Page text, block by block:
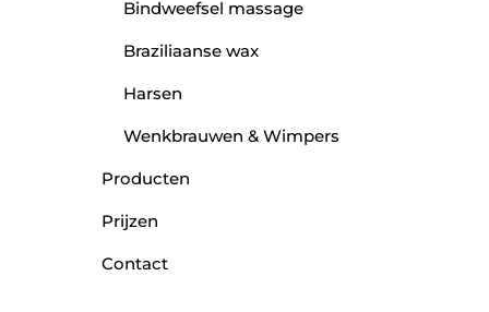
Bindweefsel massage
Braziliaanse wax
Harsen
Wenkbrauwen & Wimpers
Producten
Prijzen
Contact